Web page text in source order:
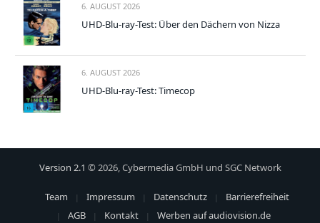
6. AUGUST 2026
UHD-Blu-ray-Test: Über den Dächern von Nizza
6. AUGUST 2026
UHD-Blu-ray-Test: Timecop
Version 2.1 © 2026, Cybermedia GmbH und SGC Network
Team Impressum Datenschutz
Barrierefreiheit
AGB
Kontakt Werben auf audiovision.de